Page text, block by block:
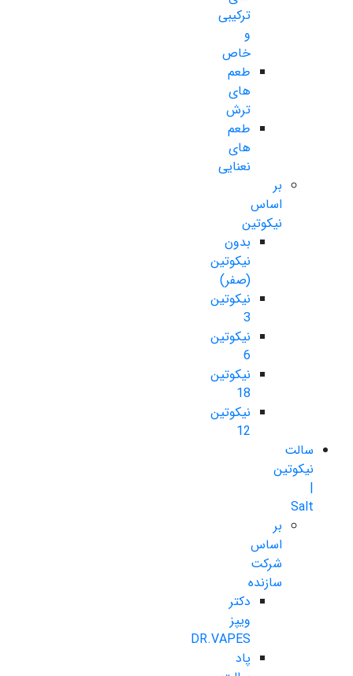
ترکیبی
و
خاص
طعم
های
ترش
طعم
های
نعنایی
بر
اساس
نیکوتین
بدون
نیکوتین
(صفر)
نیکوتین
3
نیکوتین
6
نیکوتین
18
نیکوتین
12
سالت
نیکوتین
|
Salt
بر
اساس
شرکت
سازنده
دکتر
ویپز
DR.VAPES
پاد